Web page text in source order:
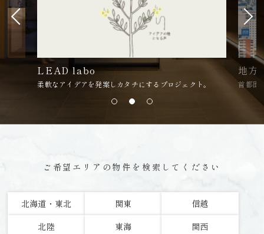
LEAD labo
柔軟なアイデアを発案しカタチにするプロジェクト。
地方
首都圏
ご希望エリアの物件を検索してください
北海道・東北 関東
信越
北陸
東海
関西